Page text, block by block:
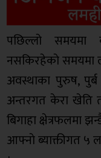
पछिल्लो समयमा
नसकिरहेकाे समयमा
अवस्थाका पुरुष,
अन्तरगत केरा खेति
बिगाहा क्षेत्रफलमा
आफ्नाे ब्याक्तीगत ५